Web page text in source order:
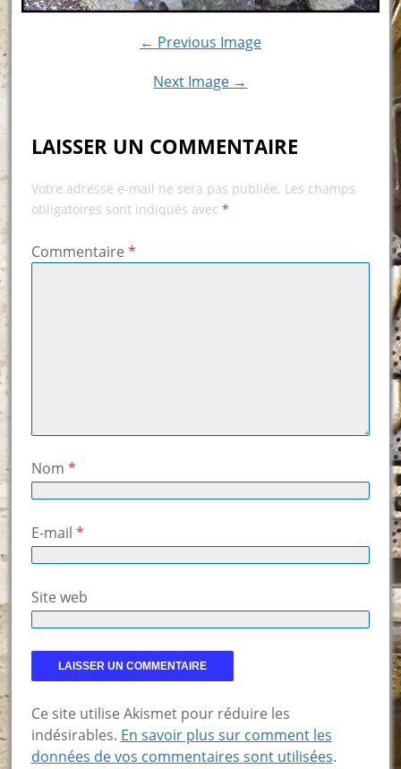
← Previous Image
Next Image →
LAISSER UN COMMENTAIRE
Votre adresse e-mail ne sera pas publiée. Les champs
obligatoires sont indiqués avec *
Commentaire *
Nom *
E-mail *
Site web
Ce site utilise Akismet pour réduire les
indésirables. En savoir plus sur comment les
données de vos commentaires sont utilisées.